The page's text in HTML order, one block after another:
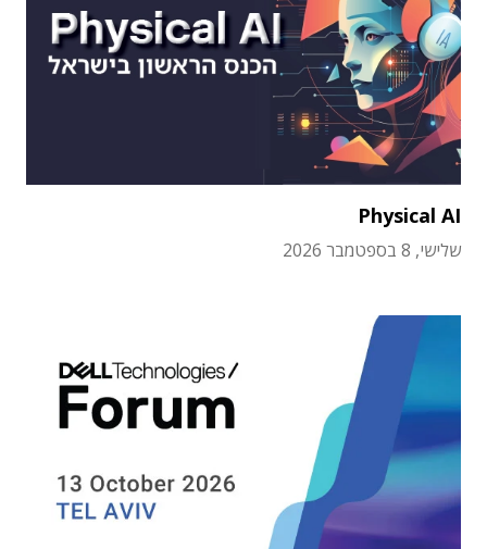
Physical AI
שלישי, 8 בספטמבר 2026